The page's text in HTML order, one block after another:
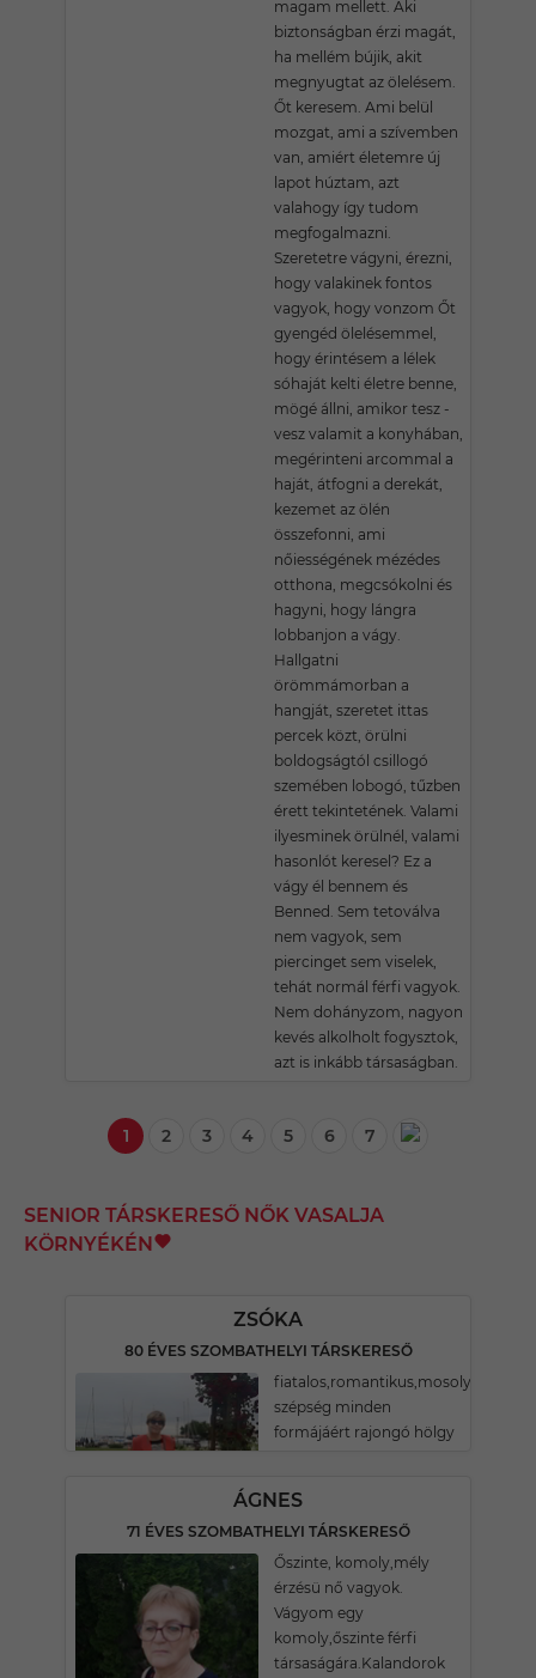
magam mellett. Aki
biztonságban érzi magát,
ha mellém bújik, akit
megnyugtat az ölelésem.
Őt keresem. Ami belül
mozgat, ami a szívemben
van, amiért életemre új
lapot húztam, azt
valahogy így tudom
megfogalmazni.
Szeretetre vágyni, érezni,
hogy valakinek fontos
vagyok, hogy vonzom Őt
gyengéd ölelésemmel,
hogy érintésem a lélek
sóhaját kelti életre benne,
mögé állni, amikor tesz -
vesz valamit a konyhában,
megérinteni arcommal a
haját, átfogni a derekát,
kezemet az ölén
összefonni, ami
nőiességének mézédes
otthona, megcsókolni és
hagyni, hogy lángra
lobbanjon a vágy.
Hallgatni
örömmámorban a
hangját, szeretet ittas
percek közt, örülni
boldogságtól csillogó
szemében lobogó, tűzben
érett tekintetének. Valami
ilyesminek örülnél, valami
hasonlót keresel? Ez a
vágy él bennem és
Benned. Sem tetoválva
nem vagyok, sem
piercinget sem viselek,
tehát normál férfi vagyok.
Nem dohányzom, nagyon
kevés alkolholt fogysztok,
azt is inkább társaságban.
1 2 3 4 5 6 7
SENIOR TÁRSKERESŐ NŐK VASALJA
KÖRNYÉKÉN
ZSÓKA
80 ÉVES SZOMBATHELYI TÁRSKERESŐ
fiatalos,romantikus,mosolygós,a
szépség minden
formájáért rajongó hölgy
ÁGNES
71 ÉVES SZOMBATHELYI TÁRSKERESŐ
Őszinte, komoly,mély
érzésü nő vagyok.
Vágyom egy
komoly,őszinte férfi
társaságára.Kalandorok